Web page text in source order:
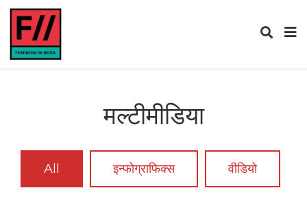
मल्टीमीडिया
All इन्फोग्राफिक्स वीडियो